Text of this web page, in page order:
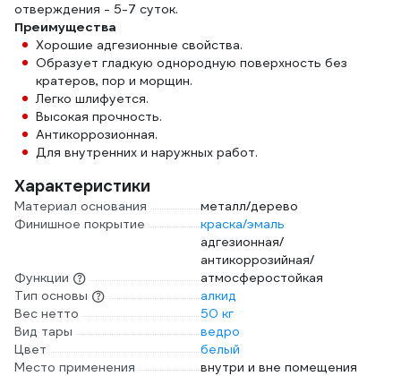
отверждения - 5-7 суток.
Преимущества
Хорошие адгезионные свойства.
Образует гладкую однородную поверхность без
кратеров, пор и морщин.
Легко шлифуется.
Высокая прочность.
Антикоррозионная.
Для внутренних и наружных работ.
Характеристики
Материал основания
металл/дерево
Финишное покрытие
краска/эмаль
Функции
адгезионная/
антикоррозийная/
атмосферостойкая
Тип основы
алкид
Вес нетто
50 кг
Вид тары
ведро
Цвет
белый
Место применения
внутри и вне помещения